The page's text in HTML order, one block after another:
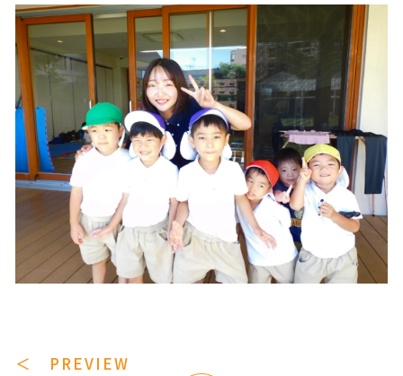
＜ PREVIEW